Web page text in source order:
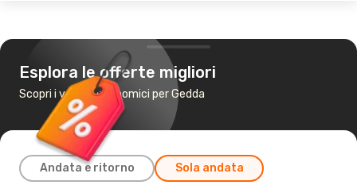
Esplora le offerte migliori
Scopri i voli più economici per Gedda
Andata e ritorno Sola andata